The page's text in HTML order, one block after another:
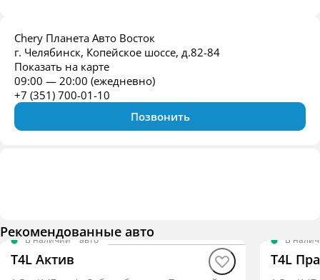
Chery Планета Авто Восток
г. Челябинск, Копейское шоссе, д.82-84
Показать на карте
09:00 — 20:00 (ежедневно)
+7 (351) 700-01-10
Позвонить
Рекомендованные авто
В наличии·авто
T4L Актив
В
T4L